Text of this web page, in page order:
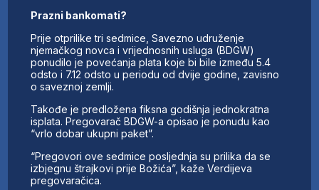
Prazni bankomati?
Prije otprilike tri sedmice, Savezno udruženje
njemačkog novca i vrijednosnih usluga (BDGW)
ponudilo je povećanja plata koje bi bile između 5.4
odsto i 7.12 odsto u periodu od dvije godine, zavisno
o saveznoj zemlji.
Takođe je predložena fiksna godišnja jednokratna
isplata. Pregovarač BDGW-a opisao je ponudu kao
“vrlo dobar ukupni paket”.
“Pregovori ove sedmice posljednja su prilika da se
izbjegnu štrajkovi prije Božića”, kaže Verdijeva
pregovaračica.